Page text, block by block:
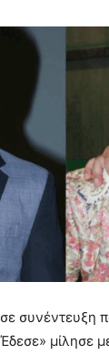
συνέντευξη
μίλησε